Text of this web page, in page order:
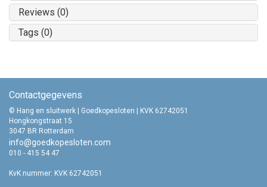
Reviews (0)
Tags (0)
Contactgegevens
© Hang en sluitwerk | Goedkopesloten | KVK 62742051
Hongkongstraat 15
3047 BR Rotterdam
info@goedkopesloten.com
010 - 415 54 47
KvK nummer: KVK 62742051